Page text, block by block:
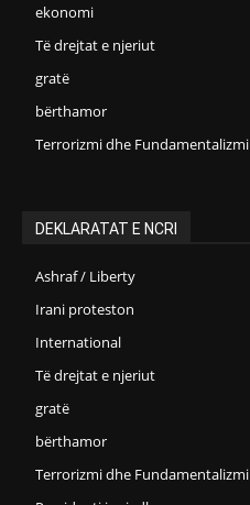
ekonomi
Të drejtat e njeriut
gratë
bërthamor
Terrorizmi dhe Fundamentalizmi
DEKLARATAT E NCRI
Ashraf / Liberty
Irani proteston
International
Të drejtat e njeriut
gratë
bërthamor
Terrorizmi dhe Fundamentalizmi